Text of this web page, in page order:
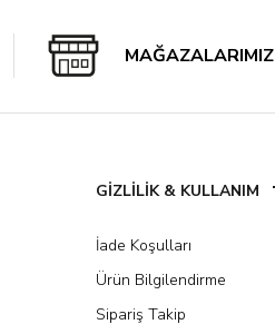
MAĞAZALARIMIZ
GİZLİLİK & KULLANIM
İade Koşulları
Ürün Bilgilendirme
Sipariş Takip